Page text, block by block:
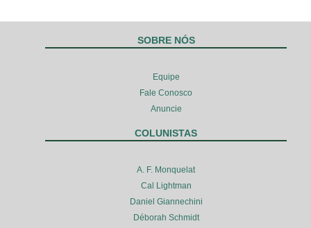
SOBRE NÓS
Equipe
Fale Conosco
Anuncie
COLUNISTAS
A. F. Monquelat
Cal Lightman
Daniel Giannechini
Déborah Schmidt